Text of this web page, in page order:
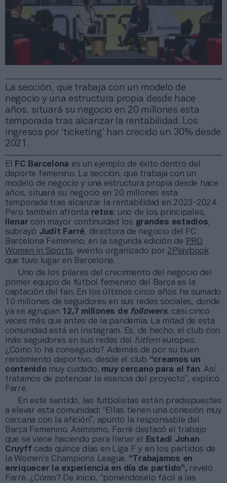
La sección, que trabaja con un modelo de
negocio y una estructura propia desde hace
años, situará su negocio en 20 millones esta
temporada tras alcanzar la rentabilidad. Los
ingresos por ‘ticketing’ han crecido un 30% desde
2021.
El FC Barcelona es un ejemplo de éxito dentro del
deporte femenino. La sección, que trabaja con un
modelo de negocio y una estructura propia desde hace
años, situará su negocio en 20 millones esta
temporada tras alcanzar la rentabilidad en 2023-2024.
Pero también afronta retos: uno de los principales,
llenar con mayor continuidad los grandes estadios,
subrayó Judit Farré, directora de negocio del FC
Barcelona Femenino, en la segunda edición de PRO
Women in Sports, evento organizado por 2Playbook
que tuvo lugar en Barcelona.
Uno de los pilares del crecimiento del negocio del
primer equipo de fútbol femenino del Barça es la
captación del fan. En los últimos cinco años ha sumado
10 millones de seguidores en sus redes sociales, donde
ya se agrupan 12,7 millones de followers, casi cinco
veces más que antes de la pandemia. La mitad de esta
comunidad está en Instagram. Es, de hecho, el club con
más seguidores en sus redes del
fútfem europeo.
¿Cómo lo ha conseguido? Además de por su buen
rendimiento deportivo, desde el club “creamos un
contenido muy cuidado, muy cercano para el fan. Así
tratamos de potenciar la esencia del proyecto”, explicó
Farré.
En este sentido, las futbolistas están predispuestas
a elevar esta comunidad: “Ellas tienen una conexión muy
cercana con la afición”, apuntó la responsable del
Barça Femenino. Asimismo, Farré destacó el trabajo
que se viene haciendo para llenar el
Estadi Johan
Cruyff cada quince días en Liga F y en los partidos de
la Women’s Champions League. “Trabajamos en
enriquecer la experiencia en día de partido”, reveló
Farré. ¿Cómo? De inicio, “poniéndoselo fácil a las